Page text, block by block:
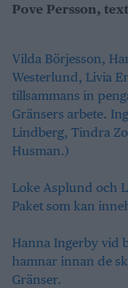
Pove Persson,
Vilda Börjesson,
Westerlund, Livia
tillsammans in
Gränsers arbete.
Lindberg, Tindra
Husman.)
Loke Asplund och
Paket som kan
Hanna Ingerby vid
hamnar innan de
Gränser.